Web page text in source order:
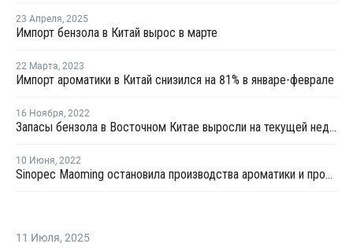
23 Апреля, 2025
Импорт бензола в Китай вырос в марте
22 Марта, 2023
Импорт ароматики в Китай снизился на 81% в январе-феврале
16 Ноября, 2022
Запасы бензола в Восточном Китае выросли на текущей неделе
10 Июня, 2022
Sinopec Maoming остановила производства ароматики и производства этилена из-за пожара
11 Июля, 2025